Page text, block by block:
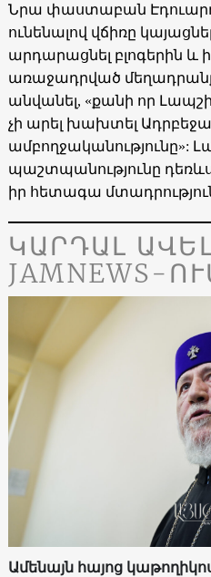
Նրա փաստաբան Էդուարդ
ունենալով վճիռը
արդարացնել բլոգերին և
առաջադրված
անվանել, «քանի որ
չի արել խախտել
ամբողջականությունը»:
պաշտպանությունը դեռևս
իր հետագա
ԿԱՐԴԱԼ
JAMNEWS-
Ամենայն հայոց